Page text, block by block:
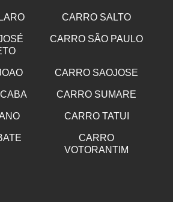
CARRO SALTO
CARRO SÃO PAULO
CARRO SAOJOSE
CARRO SUMARE
CARRO TATUI
CARRO
VOTORANTIM